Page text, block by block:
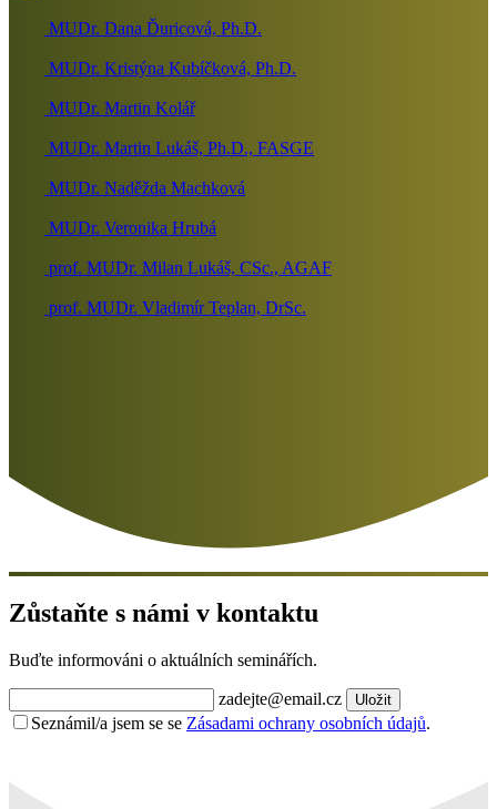
MUDr. Dana Ďuricová, Ph.D.
MUDr. Kristýna Kubíčková, Ph.D.
MUDr. Martin Kolář
MUDr. Martin Lukáš, Ph.D., FASGE
MUDr. Naděžda Machková
MUDr. Veronika Hrubá
prof. MUDr. Milan Lukáš, CSc., AGAF
prof. MUDr. Vladimír Teplan, DrSc.
Zůstaňte s námi v kontaktu
Buďte informováni o aktuálních seminářích.
zadejte@email.cz Uložit
Seznámil/a jsem se se Zásadami ochrany osobních údajů.